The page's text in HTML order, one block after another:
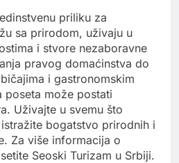
priliku za
sa prirodom, uživaju u
i stvore nezaboravne
pravog domaćinstva do
i gastronomskim
poseta može postati
Uživajte u svemu što
bogatstvo prirodnih i
Za više informacija o
Seoski Turizam u Srbiji.